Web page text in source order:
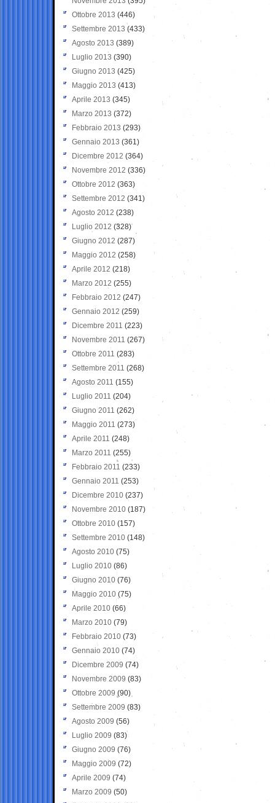
Ottobre 2013 (446)
Settembre 2013 (433)
Agosto 2013 (389)
Luglio 2013 (390)
Giugno 2013 (425)
Maggio 2013 (413)
Aprile 2013 (345)
Marzo 2013 (372)
Febbraio 2013 (293)
Gennaio 2013 (361)
Dicembre 2012 (364)
Novembre 2012 (336)
Ottobre 2012 (363)
Settembre 2012 (341)
Agosto 2012 (238)
Luglio 2012 (328)
Giugno 2012 (287)
Maggio 2012 (258)
Aprile 2012 (218)
Marzo 2012 (255)
Febbraio 2012 (247)
Gennaio 2012 (259)
Dicembre 2011 (223)
Novembre 2011 (267)
Ottobre 2011 (283)
Settembre 2011 (268)
Agosto 2011 (155)
Luglio 2011 (204)
Giugno 2011 (262)
Maggio 2011 (273)
Aprile 2011 (248)
Marzo 2011 (255)
Febbraio 2011 (233)
Gennaio 2011 (253)
Dicembre 2010 (237)
Novembre 2010 (187)
Ottobre 2010 (157)
Settembre 2010 (148)
Agosto 2010 (75)
Luglio 2010 (86)
Giugno 2010 (76)
Maggio 2010 (75)
Aprile 2010 (66)
Marzo 2010 (79)
Febbraio 2010 (73)
Gennaio 2010 (74)
Dicembre 2009 (74)
Novembre 2009 (83)
Ottobre 2009 (90)
Settembre 2009 (83)
Agosto 2009 (56)
Luglio 2009 (83)
Giugno 2009 (76)
Maggio 2009 (72)
Aprile 2009 (74)
Marzo 2009 (50)